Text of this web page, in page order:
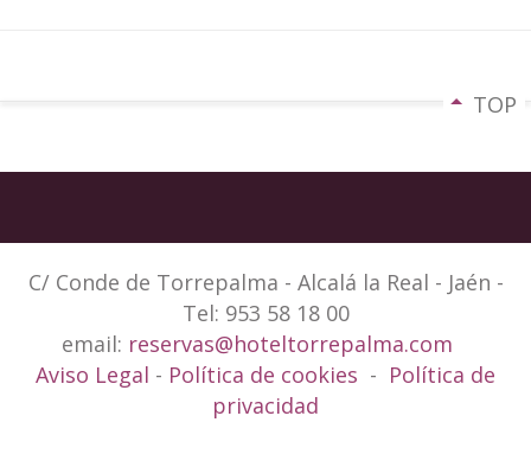
TOP
C/ Conde de Torrepalma - Alcalá la Real - Jaén -
Tel: 953 58 18 00
email: reservas@hoteltorrepalma.com
Aviso Legal - Política de cookies - Política de
privacidad